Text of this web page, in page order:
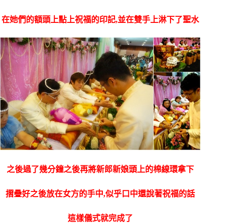
在她們的額頭上點上祝福的印記,並在雙手上淋下了聖水
之後過了幾分鐘之後再將新郎新娘頭上的棉線環拿下
摺疊好之後放在女方的手中,似乎口中還說著祝福的話
這樣儀式就完成了